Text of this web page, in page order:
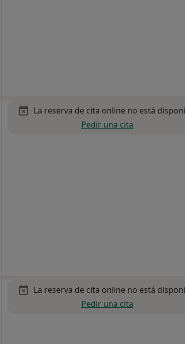
La reserva de cita online no está
Pedir una cita
La reserva de cita online no está
Pedir una cita